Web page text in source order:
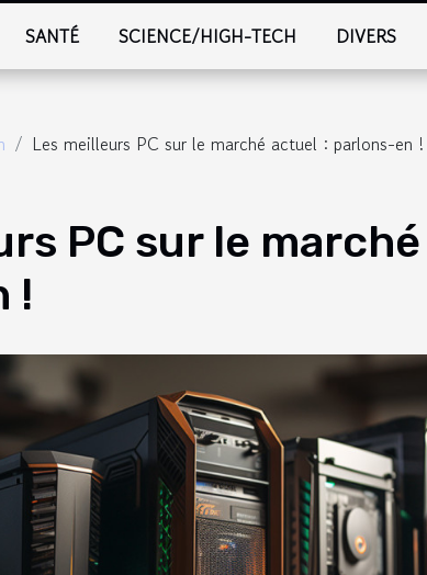
SANTÉ SCIENCE/HIGH-TECH DIVERS
Les meilleurs PC sur le marché actuel : parlons-en !
PC sur le
!